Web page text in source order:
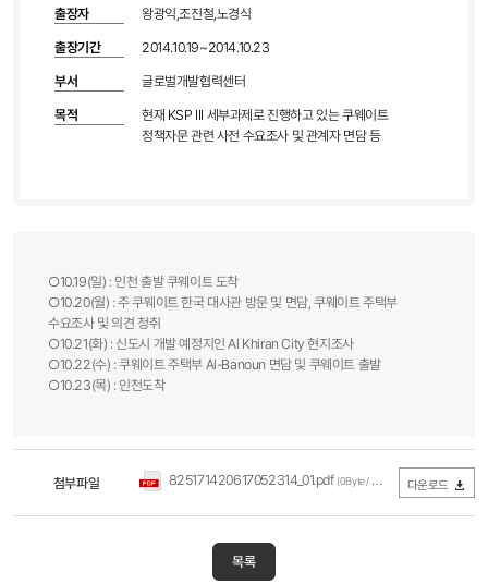
출장자 왕광익,조진철,노경식
출장기간 2014.10.19~2014.10.23
부서 글로벌개발협력센터
목적
현재 KSP III 세부과제로 진행하고 있는 쿠웨이트
정책자문 관련 사전 수요조사 및 관계자 면담 등
○10.19(일) : 인천 출발 쿠웨이트 도착
○10.20(월) : 주 쿠웨이트 한국 대사관 방문 및 면담, 쿠웨이트 주택부
수요조사 및 의견 청취
○10.21(화) : 신도시 개발 예정지인 Al Khiran City 현지조사
○10.22(수) : 쿠웨이트 주택부 Al-Banoun 면담 및 쿠웨이트 출발
○10.23(목) : 인천도착
첨부파일 825171420617052314_01.pdf (0Byte / 다운로드 245회) 다운로드
목록